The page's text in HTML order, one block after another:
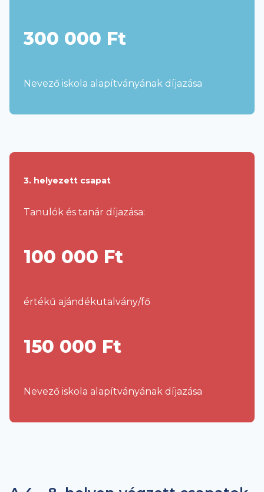
300 000 Ft
Nevező iskola alapítványának díjazása
3. helyezett csapat
Tanulók és tanár díjazása:
100 000 Ft
értékű ajándékutalvány/fő
150 000 Ft
Nevező iskola alapítványának díjazása